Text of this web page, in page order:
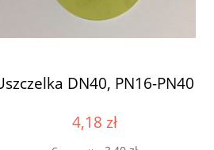
DN40, PN16-PN40
4,18 zł